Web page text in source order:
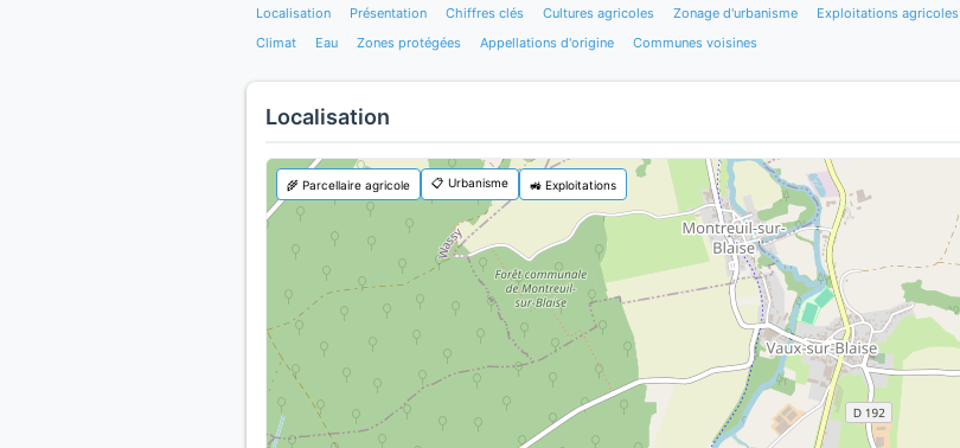
Localisation Présentation Chiffres clés Cultures agricoles Zonage d'urbanisme Exploitations agricoles
Climat
Eau Zones protégées Appellations d'origine Communes voisines
Localisation
🌾 Parcellaire agricole 📋 Urbanisme 🚜 Exploitations